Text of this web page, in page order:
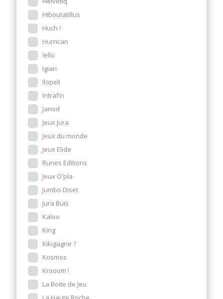
Hiboutatillus
Huch !
Hurrican
Iello
Igiari
Ilopeli
Intrafin
Janod
Jeux Jura
Jeux du monde
Jeux Elide
Runes Editions
Jeux O'pla
Jumbo Diset
Jura Buis
Kaloo
King
Kikigagne ?
Kosmos
Krooom !
La Boite de Jeu